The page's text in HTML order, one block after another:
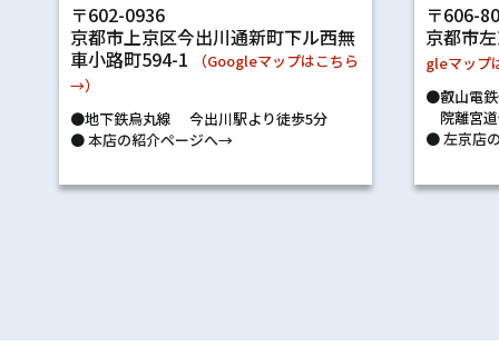
〒602-0936
京都市上京区今出川通新町下ル西無
車小路町594-1
（Googleマップはこちら
→）
●地下鉄烏丸線 今出川駅より徒歩5分
●本店の紹介ページへ→
〒606-
京都市
gleマップ
●叡山電鉄
院離宮
●左京店